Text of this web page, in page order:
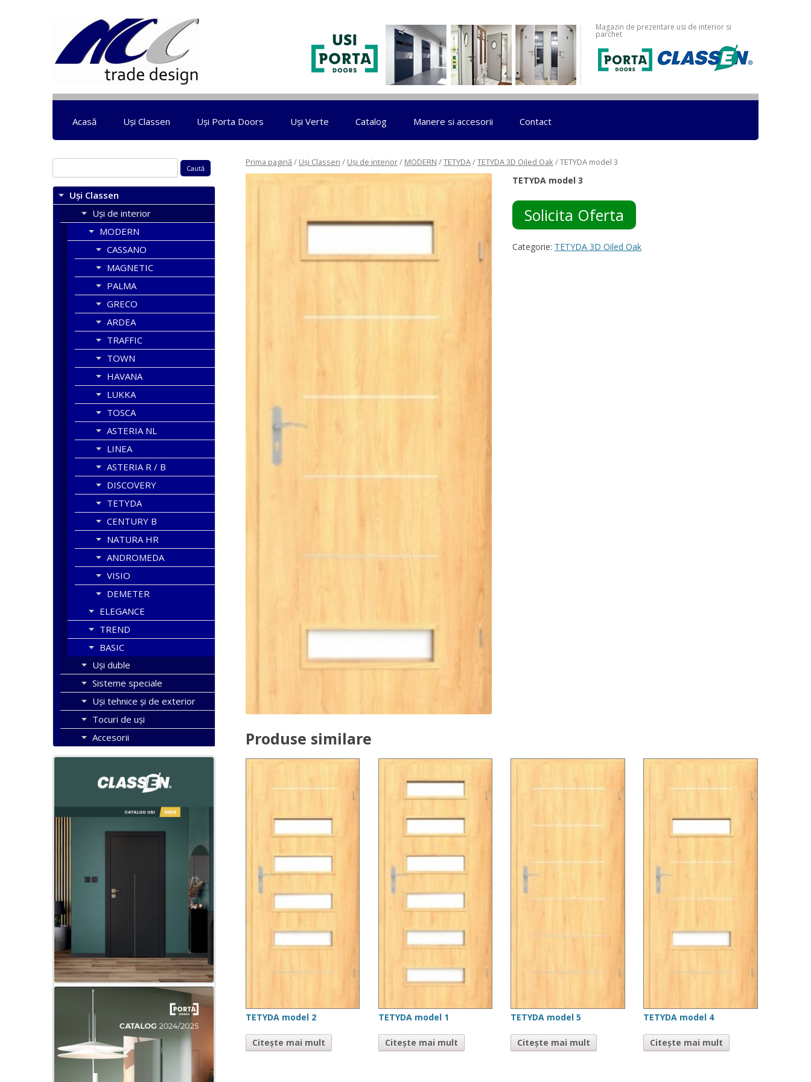
Magazin de prezentare usi de interior si
parchet
Sari la conținut
Acasă Uși Classen Uși Porta Doors Uși Verte Catalog Manere si accesorii Contact
Prima pagină / Uși Classen / Uși de interior/ MODERN /TETYDA/TETYDA 3D Oiled Oak / TETYDA model 3
TETYDA model 3
Solicita Oferta
Categorie: TETYDA 3D Oiled Oak
Produse similare
TETYDA model 2
Citește mai mult
TETYDA model 1
Citește mai mult
TETYDA model 5
Citește mai mult
TETYDA model 4
Citește mai mult
după:
Uși Classen
Uși de interior
MODERN
CASSANO
MAGNETIC
PALMA
GRECO
ARDEA
TRAFFIC
TOWN
HAVANA
LUKKA
TOSCA
ASTERIA NL
LINEA
ASTERIA R / B
DISCOVERY
TETYDA
CENTURY B
NATURA HR
ANDROMEDA
VISIO
DEMETER
ELEGANCE
TREND
BASIC
Uşi duble
Sisteme speciale
Uși tehnice și de exterior
Tocuri de uși
Accesorii